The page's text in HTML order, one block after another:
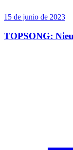
15 de junio de 2023
TOPSONG: